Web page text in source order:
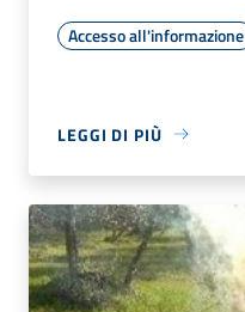
Accesso all'informazione
LEGGI DI PIÙ